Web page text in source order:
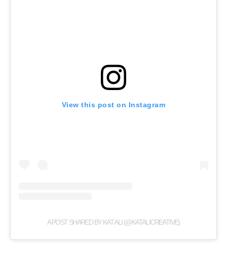
View this post on Instagram
A POST SHARED BY KAT ALI (@KATALICREATIVE)